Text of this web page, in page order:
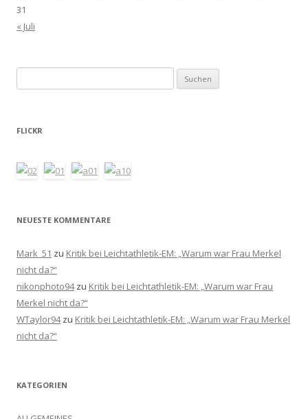
31
« Juli
nach:
FLICKR
NEUESTE KOMMENTARE
Mark_51 zu Kritik bei Leichtathletik-EM: „Warum war Frau Merkel
nicht da?“
nikonphoto94zu Kritik bei Leichtathletik-EM: „Warum war Frau
Merkel nicht da?“
WTaylor94zu Kritik bei Leichtathletik-EM: „Warum war Frau Merkel
nicht da?“
KATEGORIEN